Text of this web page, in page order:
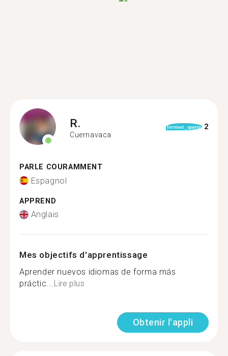
R.
Cuernavaca
format_quote 2
PARLE COURAMMENT
Espagnol
APPREND
Anglais
Mes objectifs d'apprentissage
Aprender nuevos idiomas de forma más
práctic...Lire plus
Obtenir l'appli